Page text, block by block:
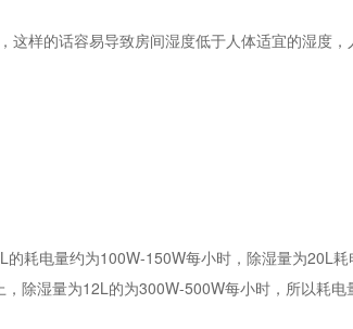
样的话容易导致房间湿度低于人体适宜的湿度，
电量约为100W-150W每小时，除湿量为20L耗
除湿量为12L的为300W-500W每小时，所以耗电